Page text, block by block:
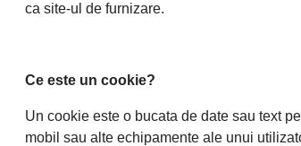
ca site-ul de furnizare.
Ce este un cookie?
Un cookie este o bucata de date sau text
mobil sau alte echipamente ale unui